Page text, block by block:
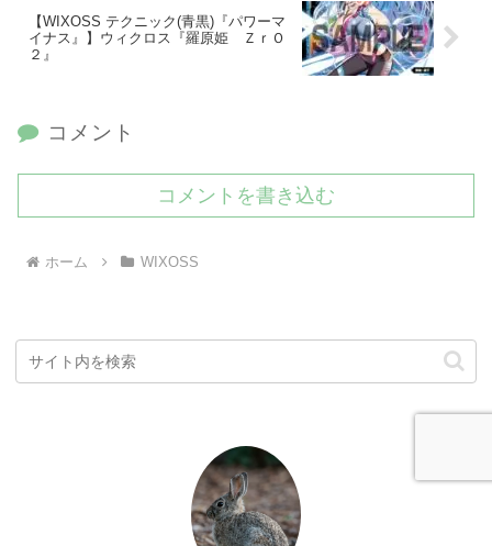
【WIXOSS テクニック(青黒)『パワーマ
イナス』】ウィクロス『羅原姫 ＺｒＯ
２』
コメント
コメントを書き込む
ホーム WIXOSS